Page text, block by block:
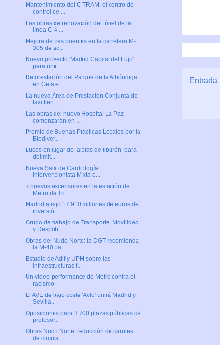
Entrada
Mantenimiento del CITRAM, el centro de
control de ...
Las obras de renovación del túnel de la
línea C-4 ...
Mejora de tres puentes en la carretera M-
305 de ac...
Nuevo proyecto 'Madrid Capital del Lujo'
para unir...
Reforestación del Parque de la Alhóndiga
en Getafe...
La nueva Área de Prestación Conjunta del
taxi tien...
Las obras del nuevo Hospital La Paz
comenzarán en ...
Premio de Buenas Prácticas Locales por la
Biodiver...
Luces en lugar de ‘aletas de tiburón’ para
delimit...
Nueva Sala de Cardiología
Intervencionista Mixta e...
7 nuevos ascensores en la estación de
Metro de Tri...
Madrid atrajo 17.910 millones de euros de
inversió...
Grupo de trabajo de Transporte, Movilidad
y Despob...
Obras del Nudo Norte: la DGT recomienda
la M-40 pa...
Estudio de Adif y UPM sobre las
infraestructuras f...
Un vídeo-performance de Metro contra el
racismo
El AVE de bajo coste 'Avlo' unirá Madrid y
Sevilla...
Oposiciones para 3.700 plazas públicas de
profesor...
Obras Nudo Norte: reducción de carriles
de circula...